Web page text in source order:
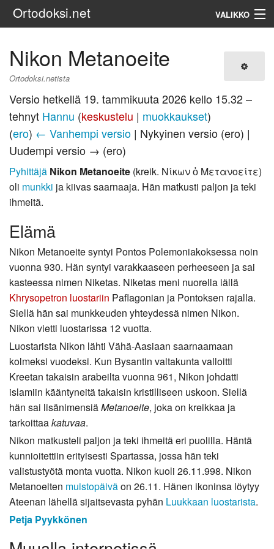
Ortodoksi.net VALIKKO
Nikon Metanoeite
Ortodoksi.netista
Versio hetkellä 19. tammikuuta 2026 kello 15.32 –
tehnyt Hannu (keskustelu | muokkaukset)
(ero) ← Vanhempi versio | Nykyinen versio (ero) |
Uudempi versio → (ero)
Pyhittäjä Nikon Metanoeite (kreik. Νίκων ὁ Μετανοείτε)
oli munkki ja kiivas saarnaaja. Hän matkusti paljon ja teki
ihmeitä.
Elämä
Nikon Metanoeite syntyi Pontos Polemoniakoksessa noin
vuonna 930. Hän syntyi varakkaaseen perheeseen ja sai
kasteessa nimen Niketas. Niketas meni nuorella iällä
Khrysopetron luostariin Paflagonian ja Pontoksen rajalla.
Siellä hän sai munkkeuden yhteydessä nimen Nikon.
Nikon vietti luostarissa 12 vuotta.
Luostarista Nikon lähti Vähä-Aasiaan saarnaamaan
kolmeksi vuodeksi. Kun Bysantin valtakunta valloitti
Kreetan takaisin arabeilta vuonna 961, Nikon johdatti
islamiin kääntyneitä takaisin kristilliseen uskoon. Siellä
hän sai lisänimensiäMetanoeite, joka on kreikkaa ja
tarkoittaakatuvaa.
Nikon matkusteli paljon ja teki ihmeitä eri puolilla. Häntä
kunnioitettiin erityisesti Spartassa, jossa hän teki
valistustyötä monta vuotta. Nikon kuoli 26.11.998. Nikon
Metanoeiten muistopäiväon 26.11. Hänen ikoninsa löytyy
Ateenan lähellä sijaitsevasta pyhän Luukkaan luostarista.
Petja Pyykkönen